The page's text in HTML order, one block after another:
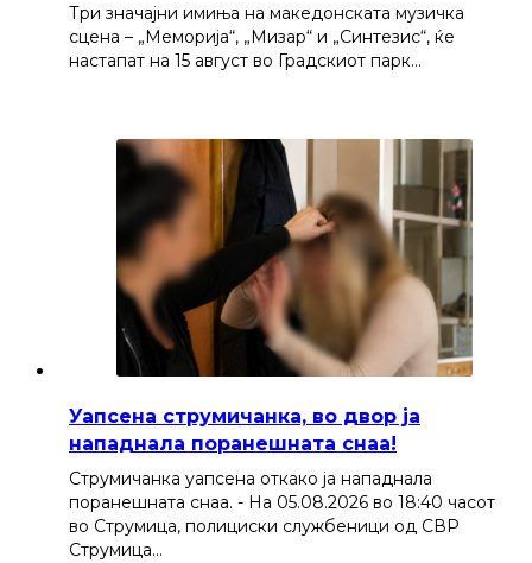
Три значајни имиња на македонската музичка
сцена – „Меморија“, „Мизар“ и „Синтезис“, ќе
настапат на 15 август во Градскиот парк…
Уапсена струмичанка, во двор ја
нападнала поранешната снаа!
Струмичанка уапсена откако ја нападнала
поранешната снаа. - На 05.08.2026 во 18:40 часот
во Струмица, полициски службеници од СВР
Струмица…